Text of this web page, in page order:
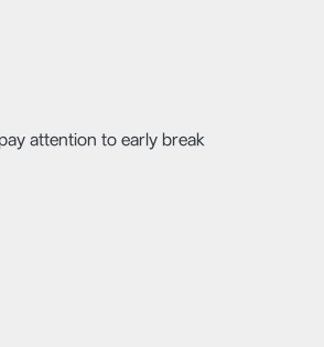
attention to early break